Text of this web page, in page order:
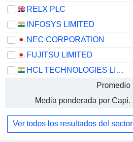
RELX PLC
INFOSYS LIMITED
NEC CORPORATION
FUJITSU LIMITED
HCL TECHNOLOGIES LIMITED
Promedio
Media ponderada por Capi.
Ver todos los resultados del sector